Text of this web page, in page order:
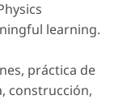
learning.
práctica de
construcción,